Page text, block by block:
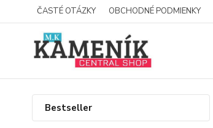
ČASTÉ OTÁZKY OBCHODNÉ PODMIENKY
Bestseller